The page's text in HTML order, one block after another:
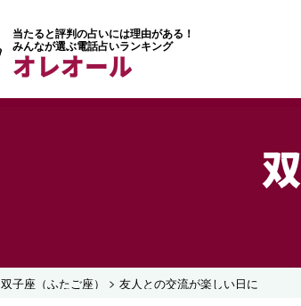
当たると評判の占いには理由がある！
みんなが選ぶ電話占いランキング
オレオール
双子座（ふたご座） > 友人との交流が楽しい日に